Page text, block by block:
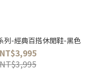
列-經典百搭休閒鞋-黑色
NT$3,995
NT$3,995